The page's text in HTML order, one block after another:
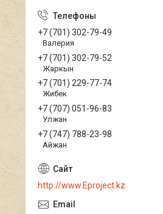
+7 (701) 302-79-49
Валерия
+7 (701) 302-79-52
Жаркын
+7 (701) 229-77-74
Жибек
+7 (707) 051-96-83
Улжан
+7 (747) 788-23-98
Айжан
http://www.Eproject.kz